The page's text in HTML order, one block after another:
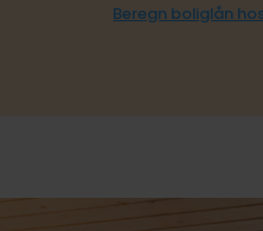
Beregn boliglån